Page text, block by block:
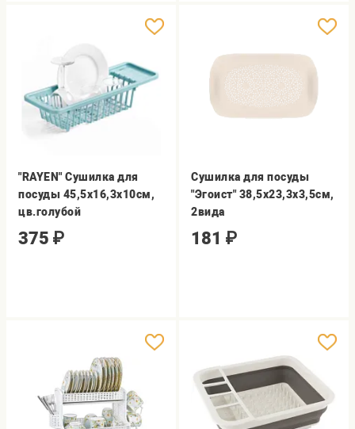
"RAYEN" Сушилка для
посуды 45,5x16,3x10см,
цв.голубой
375 ₽
Сушилка для посуды
"Эгоист" 38,5х23,3х3,5см,
2вида
181 ₽